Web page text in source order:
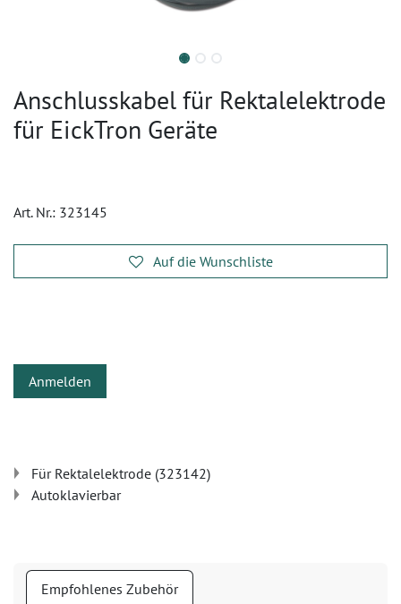
Anschlusskabel für Rektalelektrode
für EickTron Geräte
Art. Nr.: 323145
Auf die Wunschliste
Anmelden
Für Rektalelektrode (323142)
Autoklavierbar
Empfohlenes Zubehör